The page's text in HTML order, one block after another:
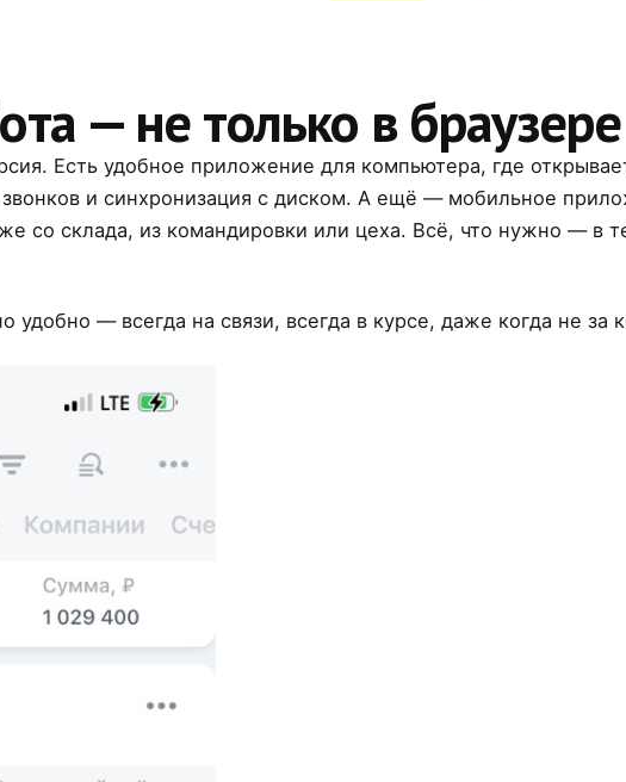
— не только в браузере
Есть удобное приложение для компьютера, где
и синхронизация с диском. А ещё — мобильное
со склада, из командировки или цеха. Всё, что нужно — в
удобно — всегда на связи, всегда в курсе, даже когда не за